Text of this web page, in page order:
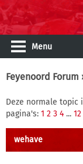
Menu
Feyenoord Forum
Deze normale topic
pagina's: 1 2 3 4 ... 12
wehave